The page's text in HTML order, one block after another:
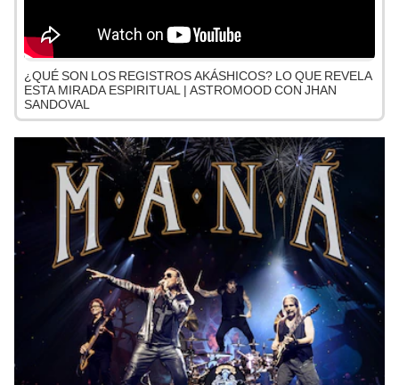
¿QUÉ SON LOS REGISTROS AKÁSHICOS? LO QUE REVELA
ESTA MIRADA ESPIRITUAL | ASTROMOOD CON JHAN
SANDOVAL